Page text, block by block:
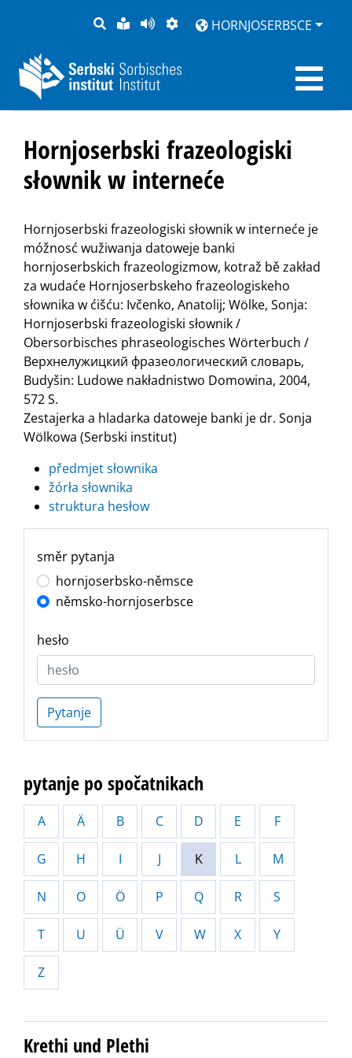
PYTANJE
LOCHKA
RĚČ
STRONU
PŘEDČITAĆ
ZWOBRAZNJENJE
HORNJOSERBSCE
Hornjoserbski frazeologiski
słownik w interneće
Hornjoserbski frazeologiski słownik w interneće je
móžnosć wužiwanja datoweje banki
hornjoserbskich frazeologizmow, kotraž bě zakład
za wudaće Hornjoserbskeho frazeologiskeho
słownika w ćišću: Ivčenko, Anatolij; Wölke, Sonja:
Hornjoserbski frazeologiski słownik /
Obersorbisches phraseologisches Wörterbuch /
Верхнелужицкий фразеологический словарь,
Budyšin: Ludowe nakładnistwo Domowina, 2004,
572 S.
Zestajerka a hladarka datoweje banki je dr. Sonja
Wölkowa (Serbski institut)
předmjet słownika
žórła słownika
struktura hesłow
směr pytanja
hornjoserbsko-němsce
němsko-hornjoserbsce
hesło
Pytanje
pytanje po spočatnikach
A Ä B C D E F
G H I J K L M
N O Ö P Q R S
T U Ü V W X Y
Z
Krethi und Plethi